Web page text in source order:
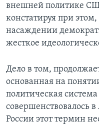
внешней политике
констатируя при
насаждении
жесткое
Дело в том,
основанная на
политическая
совершенствовалось
России этот термин